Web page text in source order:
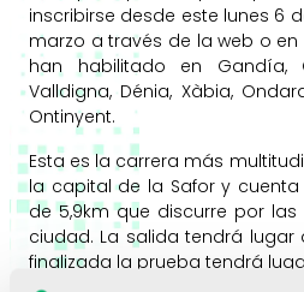
inscribirse desde este lunes 6
marzo a través de la web o
han habilitado en Gandía,
Valldigna, Dénia, Xàbia,
Ontinyent.
Esta es la carrera más
la capital de la Safor y
de 5,9km que discurre por
ciudad. La salida tendrá lugar
finalizada la prueba tendrá